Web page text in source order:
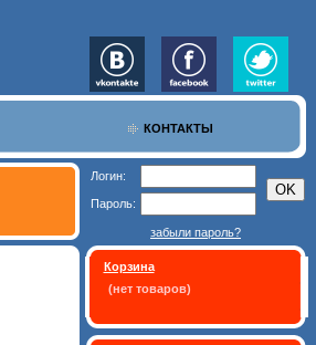
КОНТАКТЫ
Логин:
Пароль:
забыли пароль?
Корзина
(нет товаров)